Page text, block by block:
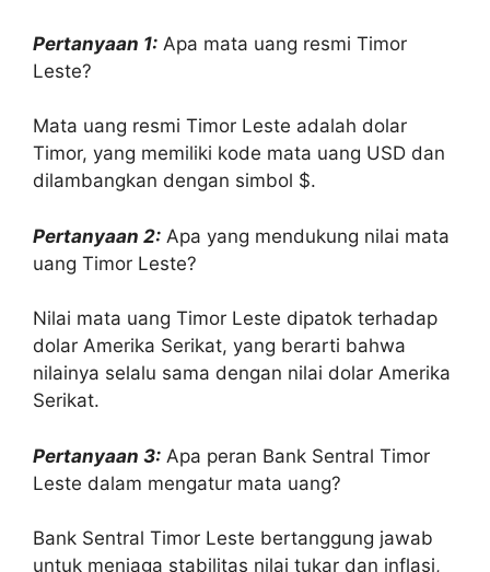
Pertanyaan 1: Apa mata uang resmi Timor
Leste?
Mata uang resmi Timor Leste adalah dolar
Timor, yang memiliki kode mata uang USD dan
dilambangkan dengan simbol $.
Pertanyaan 2: Apa yang mendukung nilai mata
uang Timor Leste?
Nilai mata uang Timor Leste dipatok terhadap
dolar Amerika Serikat, yang berarti bahwa
nilainya selalu sama dengan nilai dolar Amerika
Serikat.
Pertanyaan 3: Apa peran Bank Sentral Timor
Leste dalam mengatur mata uang?
Bank Sentral Timor Leste bertanggung jawab
untuk menjaga stabilitas nilai tukar dan inflasi,